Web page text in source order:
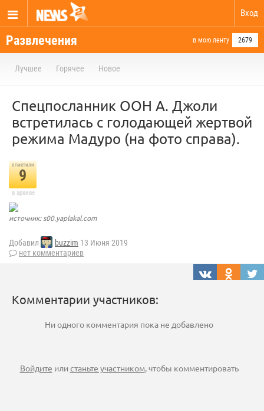
Вход
Развлечения в мою ленту 2679
Лучшее Горячее Новое
Cпецпосланник ООН А. Джоли
встретилась с голодающей жертвой
режима Мадуро (на фото справа).
отметили
9
в архиве
источник: s00.yaplakal.com
Добавил buzzim 13 Июня 2019
нет комментариев
Комментарии участников:
Ни одного комментария пока не добавлено
Войдите илистаньте участником, чтобы комментировать